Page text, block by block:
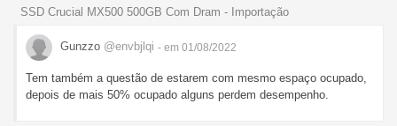
SSD Crucial MX500 500GB Com Dram - Importação
Gunzzo @envbjlqi - em 01/08/2022
Tem também a questão de estarem com mesmo espaço ocupado,
depois de mais 50% ocupado alguns perdem desempenho.